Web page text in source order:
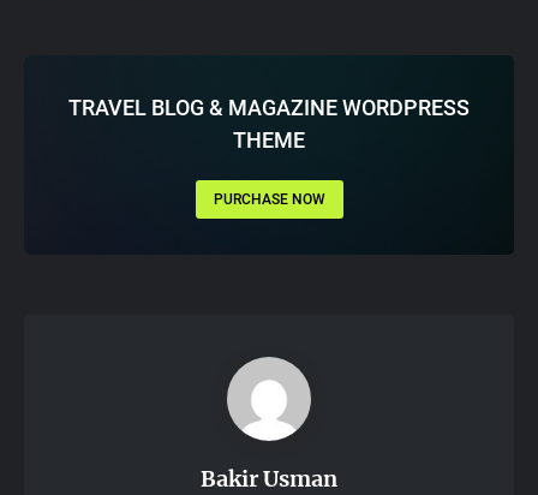
TRAVEL BLOG & MAGAZINE WORDPRESS
THEME
PURCHASE NOW
Bakir Usman